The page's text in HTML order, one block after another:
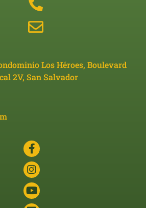
Los Héroes, Boulevard
2V, San Salvador